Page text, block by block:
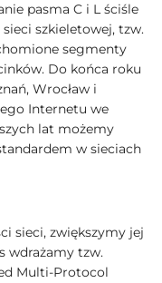
pasma C i L ściśle
szkieletowej, tzw.
segmenty
Do końca roku
Wrocław i
Internetu we
lat możemy
w sieciach
sieci, zwiększymy jej
wdrażamy tzw.
Multi-Protocol